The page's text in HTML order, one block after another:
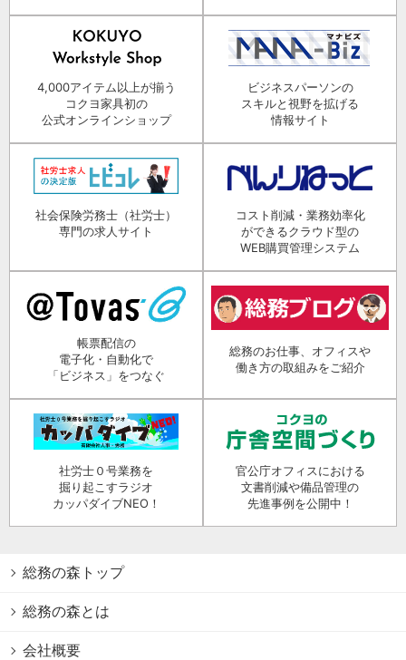
4,000アイテム以上が揃う
コクヨ家具初の
公式オンラインショップ
ビジネスパーソンの
スキルと視野を拡げる
情報サイト
社会保険労務士（社労士）
専門の求人サイト
コスト削減・業務効率化
ができるクラウド型の
WEB購買管理システム
帳票配信の
電子化・自動化で
「ビジネス」をつなぐ
総務のお仕事、オフィスや
働き方の取組みをご紹介
社労士０号業務を
掘り起こすラジオ
カッパダイブNEO！
官公庁オフィスにおける
文書削減や備品管理の
先進事例を公開中！
総務の森トップ
総務の森とは
会社概要